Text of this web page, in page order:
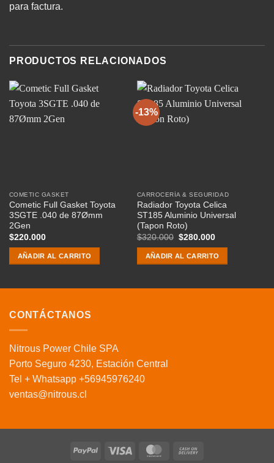
para factura.
PRODUCTOS RELACIONADOS
COMETIC GASKET
Cometic Full Gasket Toyota
3SGTE .040 de 87Ømm
2Gen
$220.000
AÑADIR AL CARRITO
-13%
CARROCERÍA & SEGURIDAD
Radiador Toyota Celica
ST185 Aluminio Universal
(Tapon Roto)
$320.000 El
original
era:
$280.000El
actual
es:
AÑADIR AL CARRITO
CONTÁCTANOS
Nitrous Power Chile SPA
Porto Seguro 4230, Estación Central
Tel + Whatsapp +56945976240
ventas@nitrous.cl
PayPal Visa MasterCard